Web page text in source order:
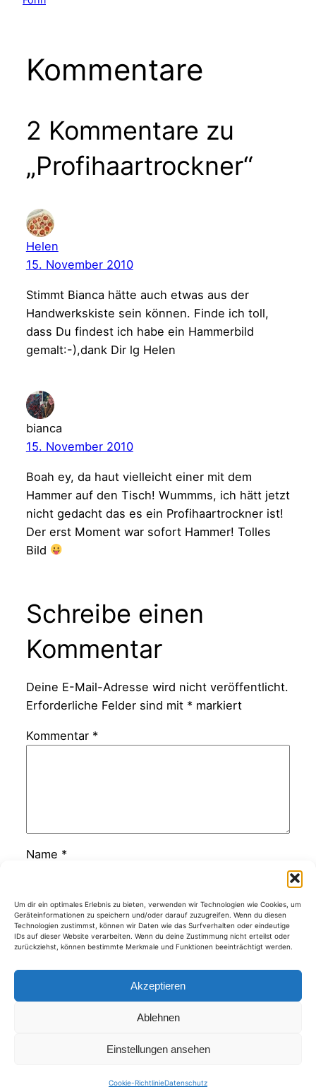
Um dir ein optimales Erlebnis zu bieten, verwenden wir Technologien wie Cookies, um
Geräteinformationen zu speichern und/oder darauf zuzugreifen. Wenn du diesen
Technologien zustimmst, können wir Daten wie das Surfverhalten oder eindeutige
IDs auf dieser Website verarbeiten. Wenn du deine Zustimmung nicht erteilst oder
zurückziehst, können bestimmte Merkmale und Funktionen beeinträchtigt werden.
Akzeptieren
Ablehnen
Einstellungen ansehen
Cookie-RichtlinieDatenschutz
Kommentare
2 Kommentare zu
„Profihaartrockner“
Helen
15. November 2010
Stimmt Bianca hätte auch etwas aus der
Handwerkskiste sein können. Finde ich toll,
dass Du findest ich habe ein Hammerbild
gemalt:-),dank Dir lg Helen
bianca
15. November 2010
Boah ey, da haut vielleicht einer mit dem
Hammer auf den Tisch! Wummms, ich hätt jetzt
nicht gedacht das es ein Profihaartrockner ist!
Der erst Moment war sofort Hammer! Tolles
Bild
Schreibe einen
Kommentar
Deine E-Mail-Adresse wird nicht veröffentlicht.
Erforderliche Felder sind mit *markiert
Kommentar *
Name *
E-Mail-Adresse*
Website